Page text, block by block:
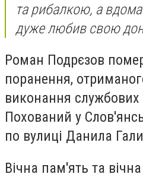
та рибалкою, а
дуже любив свою
Роман Подрєзов
поранення,
виконання службових
Похований у
по вулиці Данила
Вічна пам'ять та